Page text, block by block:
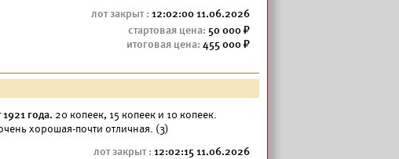
12:02:00 11.06.2026
50 000
455 000
года. 20 копеек, 15 копеек и 10 копеек.
хорошая-почти отличная. (3)
12:02:15 11.06.2026